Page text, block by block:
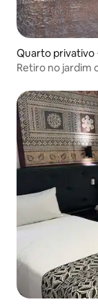
Quarto privativo
Retiro no jardim